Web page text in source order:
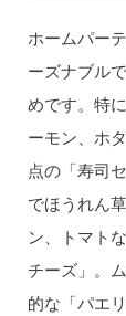
ホームパー
ーズナブル
めです。特
ーモン、ホ
点の「寿司
でほうれん
ン、トマト
チーズ」。
的な「パエ